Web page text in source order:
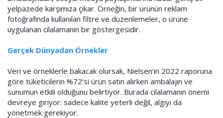
yelpazede karşımıza çıkar. Örneğin, bir ürünün reklam
fotoğrafında kullanılan filtre ve düzenlemeler, o ürüne
uygulanan cilalamanın bir göstergesidir.
Gerçek Dünyadan Örnekler
Veri ve örneklerle bakacak olursak, Nielsen’in 2022 raporuna
göre tüketicilerin %72’si ürün satın alırken ambalajın ve
sunumun etkili olduğunu belirtiyor. Burada cilalamanın önemi
devreye giriyor: sadece kalite yeterli değil, algıyı da
yönetmek gerekiyor.